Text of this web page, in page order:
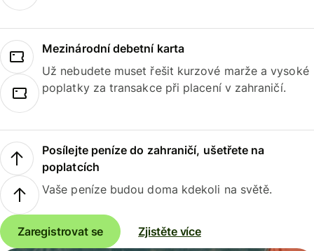
Mezinárodní debetní karta
Už nebudete muset řešit kurzové marže a vysoké
poplatky za transakce při placení v zahraničí.
Posílejte peníze do zahraničí, ušetřete na
poplatcích
Vaše peníze budou doma kdekoli na světě.
Zaregistrovat se Zjistěte více